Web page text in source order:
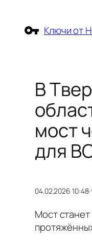
содержимому
Ключи от
В
мост
для
04.02.2026 10:48·
Мост